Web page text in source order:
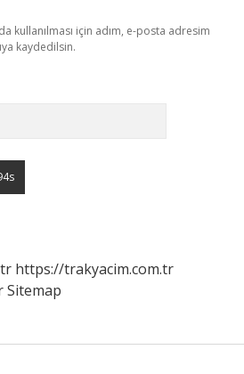
kullanılması için adım, e-posta adresim
kaydedilsin.
https://trakyacim.com.tr
Sitemap